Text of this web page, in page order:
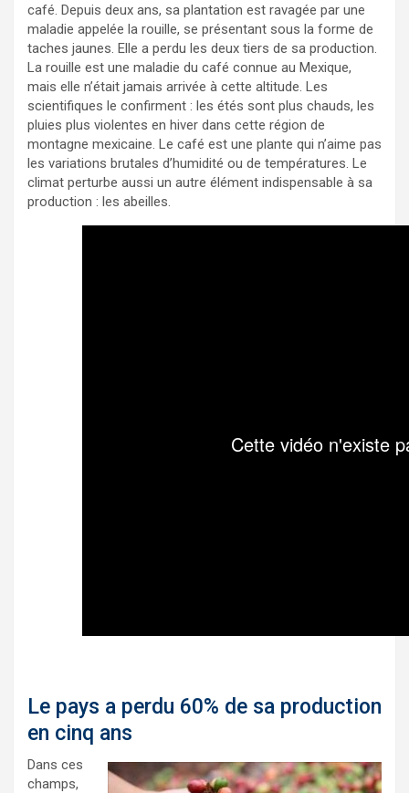
café. Depuis deux ans, sa plantation est ravagée par une
maladie appelée la rouille, se présentant sous la forme de
taches jaunes. Elle a perdu les deux tiers de sa production.
La rouille est une maladie du café connue au Mexique,
mais elle n’était jamais arrivée à cette altitude. Les
scientifiques le confirment : les étés sont plus chauds, les
pluies plus violentes en hiver dans cette région de
montagne mexicaine. Le café est une plante qui n’aime pas
les variations brutales d’humidité ou de températures. Le
climat perturbe aussi un autre élément indispensable à sa
production : les abeilles.
Le pays a perdu 60% de sa production
en cinq ans
Dans ces
champs,